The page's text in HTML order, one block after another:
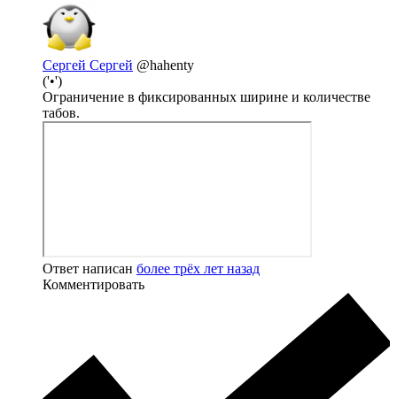
Сергей Сергей @hahenty
('•')
Ограничение в фиксированных ширине и количестве
табов.
Ответ написан более трёх лет назад
Комментировать